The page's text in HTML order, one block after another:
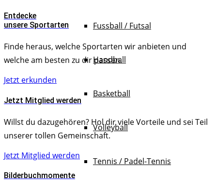
Fussball / Futsal
Handball
Basketball
Volleyball
Tennis / Padel-Tennis
Entdecke
unsere Sportarten
Finde heraus, welche Sportarten wir anbieten und
welche am besten zu dir passen.
Jetzt erkunden
Jetzt Mitglied werden
Willst du dazugehören? Hol dir viele Vorteile und sei Teil
unserer tollen Gemeinschaft.
Jetzt Mitglied werden
Bilderbuchmomente